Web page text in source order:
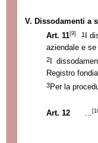
V. Dissodamenti a
Art. 11[9] 1
I
aziendale e
2
I
Registro
3Per la
Art. 12 …